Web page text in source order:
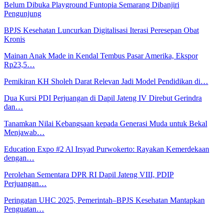
Belum Dibuka Playground Funtopia Semarang Dibanjiri
Pengunjung
BPJS Kesehatan Luncurkan Digitalisasi Iterasi Peresepan Obat
Kronis
Mainan Anak Made in Kendal Tembus Pasar Amerika, Ekspor
Rp23,5…
Pemikiran KH Sholeh Darat Relevan Jadi Model Pendidikan di…
Dua Kursi PDI Perjuangan di Dapil Jateng IV Direbut Gerindra
dan…
Tanamkan Nilai Kebangsaan kepada Generasi Muda untuk Bekal
Menjawab…
Education Expo #2 Al Irsyad Purwokerto: Rayakan Kemerdekaan
dengan…
Perolehan Sementara DPR RI Dapil Jateng VIII, PDIP
Perjuangan…
Peringatan UHC 2025, Pemerintah–BPJS Kesehatan Mantapkan
Penguatan…